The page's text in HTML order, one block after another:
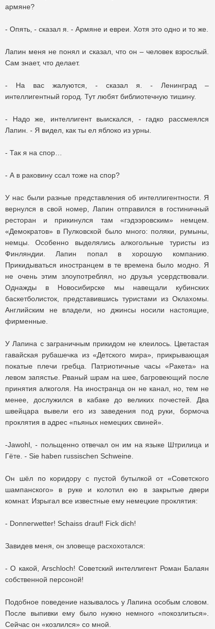
армяне?
- Опять, - сказал я. - Армяне и евреи. Хотя это одно и то же.
Лапин меня не понял и сказал, что он – человек взрослый.
Сам знает, что делает.
- На вас жалуются, - сказал я. - Ленинград –
интеллигентный город. Тут любят библиотечную тишину.
- Надо же, интеллигент выискался, - гадко рассмеялся
Лапин. - Я видел, как ты ел яблоко из урны.
- Так я на спор…
- А в раковину ссал тоже на спор?
У нас были разные представления об интеллигентности. Я
вернулся в свой номер, Лапин отправился в гостиничный
ресторан и прикинулся там «гэдээровским» немцем.
«Демократов» в Пулковской было много: поляки, румыны,
немцы. Особенно выделялись алкогольные туристы из
Финляндии. Лапин попал в хорошую компанию.
Прикидываться иностранцем в те времена было модно. Я
не очень этим злоупотреблял, но друзья усердствовали.
Однажды в Новосибирске мы навещали кубинских
баскетболисток, представившись туристами из Оклахомы.
Английским не владели, но джинсы носили настоящие,
фирменные.
У Лапина с заграничным прикидом не клеилось. Цветастая
гавайская рубашечка из «Детского мира», прикрывающая
покатые плечи гребца. Патриотичные часы «Ракета» на
левом запястье. Рваный шрам на шее, багровеющий после
принятия алкоголя. На иностранца он не канал, но, тем не
менее, дослужился в кабаке до великих почестей. Два
швейцара вывели его из заведения под руки, бормоча
проклятия в адрес «пьяных немецких свиней».
-Jawohl, - польщенно отвечал он им на языке Штрилица и
Гёте. - Sie haben russischen Schweine.
Он шёл по коридору с пустой бутылкой от «Советского
шампанского» в руке и колотил ею в закрытые двери
комнат. Изрыгал все известные ему немецкие проклятия:
- Donnerwetter! Schaiss drauf! Fick dich!
Завидев меня, он зловеще расхохотался:
- О какой, Arschloch! Советский интеллигент Роман Балаян
собственной персоной!
Подобное поведение называлось у Лапина особым словом.
После выпивки ему было нужно немного «покозлиться».
Сейчас он «козлился» со мной.